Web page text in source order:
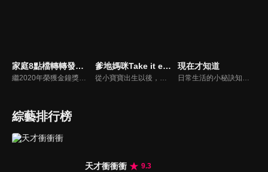
家庭8點檔轉轉發現愛
繼2020年榮獲金鐘獎「生活風格節目主持人獎」，2021年再度入圍，從真理出發的家庭談話性節目，針對現代婚姻家庭議題讓您輕鬆掌握關注方向。
爹地媽咪Take it easy
從小寶寶出生以後，父母親就該使承受各種各樣的壓力。小寶寶的健康，教育費的負擔，乃至於社會跟親友的期許，都讓父母整日擔憂。本集節目還邀請台北醫院大學附設醫院的臨床心理師黃意霖，提供紓解壓力的方法。
現在才知道
日常生活的小秘訣知多少？由理財專家賴憲政、美麗人妻季芹，用貼近民心的實際案例、最新時事的話題來分析研討，讓你了解生活中的理財消費、民生、旅遊等問題。
綜藝排行榜
天才衝衝衝
9.3